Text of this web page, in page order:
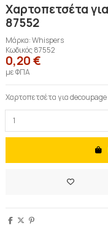
Χαρτοπετσέτα
87552
Μάρκα:Whispers
Κωδικός87552
0,20 €
με ΦΠΑ
Χαρτοπετσέτα για